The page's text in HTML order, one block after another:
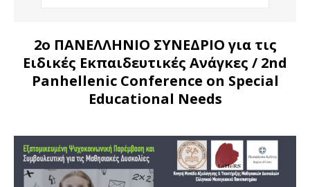
2ο ΠΑΝΕΛΛΗΝΙΟ ΣΥΝΕΔΡΙΟ για τις
Ειδικές Εκπαιδευτικές Ανάγκες / 2nd
Panhellenic Conference on Special
Educational Needs